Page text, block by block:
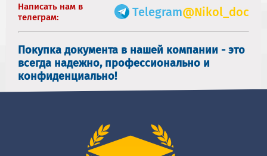
Написать нам в
телеграм:
Telegram@Nikol_doc
Покупка документа в нашей компании - это
всегда надежно, профессионально и
конфиденциально!